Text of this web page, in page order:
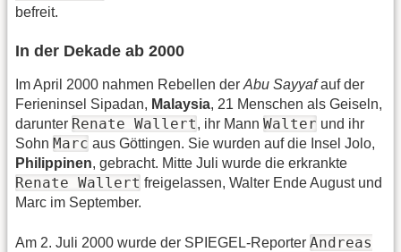
befreit.
In der Dekade ab 2000
Im April 2000 nahmen Rebellen der Abu Sayyafauf der
Ferieninsel Sipadan, Malaysia, 21 Menschen als Geiseln,
darunter Renate Wallert, ihr Mann Walter und ihr
Sohn Marc aus Göttingen. Sie wurden auf die Insel Jolo,
Philippinen, gebracht. Mitte Juli wurde die erkrankte
Renate Wallert freigelassen, Walter Ende August und
Marc im September.
Am 2. Juli 2000 wurde der SPIEGEL-Reporter Andreas